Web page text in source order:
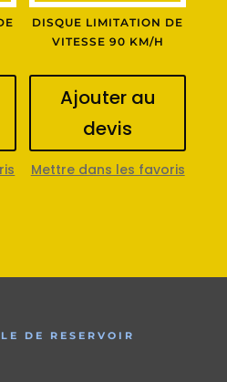
DISQUE LIMITATION DE
VITESSE 90 KM/H
Ajouter au
devis
Mettre dans les favoris
DE RESERVOIR